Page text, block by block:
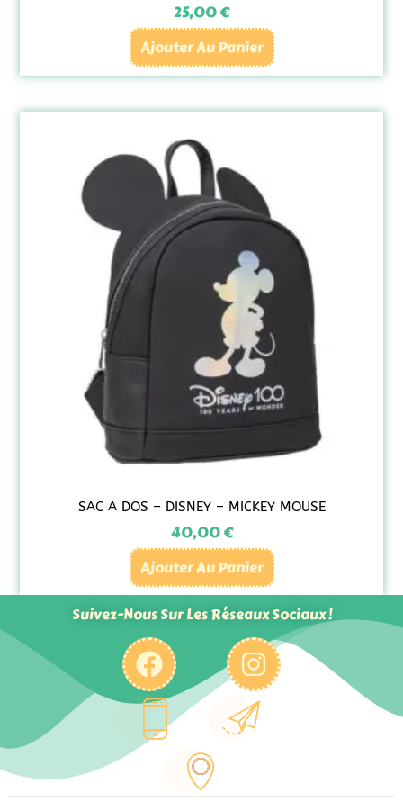
25,00€
Ajouter Au Panier
SAC A DOS – DISNEY – MICKEY MOUSE
40,00€
Ajouter Au Panier
Suivez-Nous Sur Les Réseaux Sociaux !